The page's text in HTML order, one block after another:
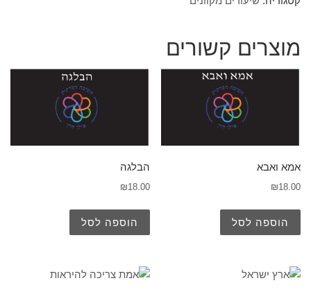
מוצרים קשורים
אמא ואבא
₪18.00
הוספה לסל
הבלגה
₪18.00
הוספה לסל